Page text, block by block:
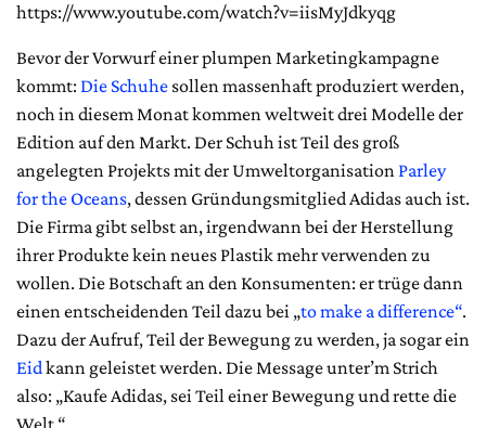
https://www.youtube.com/watch?v=iisMyJdkyqg
Bevor der Vorwurf einer plumpen Marketingkampagne
kommt:Die Schuhe sollen massenhaft produziert werden,
noch in diesem Monat kommen weltweit drei Modelle der
Edition auf den Markt. Der Schuh ist Teil des groß
angelegten Projekts mit der Umweltorganisation Parley
for the Oceans, dessen Gründungsmitglied Adidas auch ist.
Die Firma gibt selbst an, irgendwann bei der Herstellung
ihrer Produkte kein neues Plastik mehr verwenden zu
wollen. Die Botschaft an den Konsumenten: er trüge dann
einen entscheidenden Teil dazu bei „to make a difference“.
Dazu der Aufruf, Teil der Bewegung zu werden, ja sogar ein
Eidkann geleistet werden. Die Message unter’m Strich
also: „Kaufe Adidas, sei Teil einer Bewegung und rette die
Welt.“